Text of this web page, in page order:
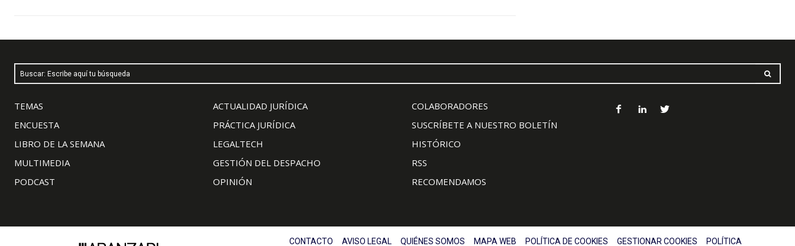
Buscar: Escribe aquí tu búsqueda
TEMAS
ENCUESTA
LIBRO DE LA SEMANA
MULTIMEDIA
PODCAST
ACTUALIDAD JURÍDICA
PRÁCTICA JURÍDICA
LEGALTECH
GESTIÓN DEL DESPACHO
OPINIÓN
COLABORADORES
SUSCRÍBETE A NUESTRO BOLETÍN
HISTÓRICO
RSS
RECOMENDAMOS
CONTACTO AVISO LEGAL QUIÉNES SOMOS MAPA WEB POLÍTICA DE COOKIES GESTIONAR COOKIES POLÍTICA